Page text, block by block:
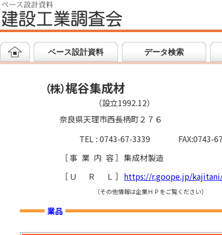
ベース設計資料 データ検索
（株）梶谷集成材
（設立1992.12）
奈良県天理市西長柄町２７６
TEL : 0743-67-3339
FAX:0743-
［事業内容］ 集成材製造
［ ＵＲＬ ］ https://r.goope.jp/
（その他情報は企業ＨＰをご覧ください）
業品